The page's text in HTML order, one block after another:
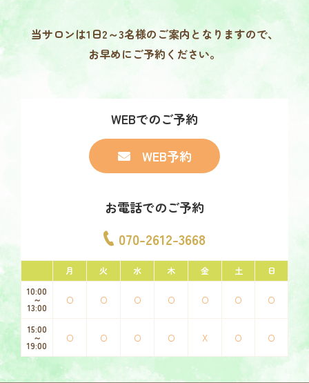
当サロンは1日2～3名様の ご案内となりますので、
お早めにご予約ください。
WEBでのご予約
WEB予約
お電話でのご予約
070-2612-3668
月 火 水 木 金 土
日
10:00
～
13:00
O O O O O O O
15:00
～
19:00
O O O O X O O